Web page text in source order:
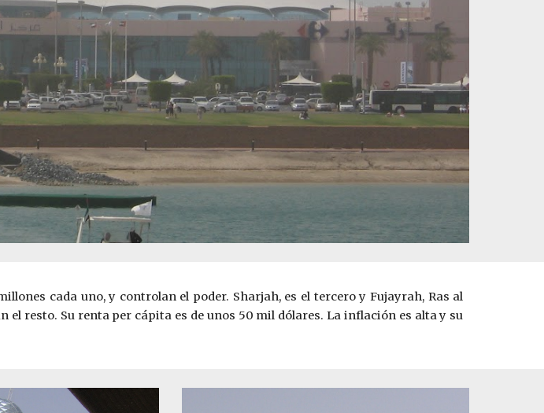
cada uno, y controlan el poder. Sharjah, es el tercero y Fujayrah, Ras al
resto. Su renta per cápita es de unos 50 mil dólares. La inflación es alta y su